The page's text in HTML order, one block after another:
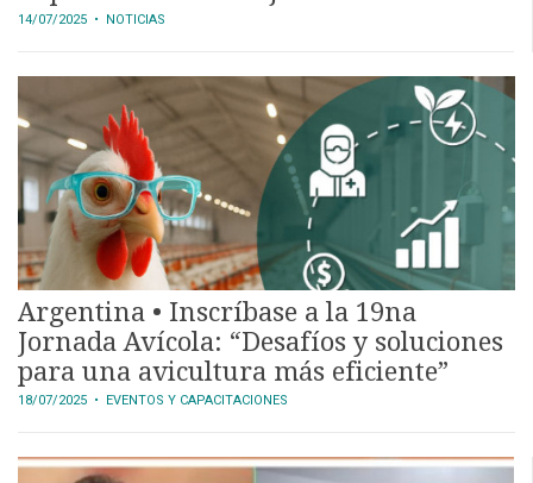
14/07/2025 • NOTICIAS
Argentina • Inscríbase a la 19na
Jornada Avícola: “Desafíos y soluciones
para una avicultura más eficiente”
18/07/2025 • EVENTOS Y CAPACITACIONES